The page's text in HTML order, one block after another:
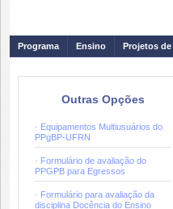
Programa Ensino Projetos
Outras Opções
· Equipamentos Multiusuários do
PPgBP-UFRN
· Formulário de avaliação do
PPGPB para Egressos
· Formulário para avaliação da
disciplina Docência do Ensino